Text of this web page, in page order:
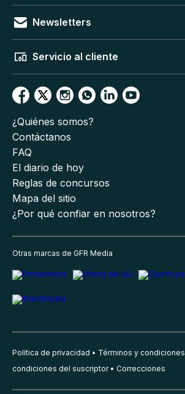
Newsletters
Servicio al cliente
¿Quiénes somos?
Contáctanos
FAQ
El diario de hoy
Reglas de concursos
Mapa del sitio
¿Por qué confiar en nosotros?
Otras marcas de GFR Media
Política de privacidad Términos y condiciones
condiciones del suscriptor
Correcciones